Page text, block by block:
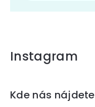
Instagram
Zápätie
Kde nás nájdete